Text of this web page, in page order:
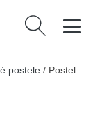
Vyhledávání
postele / Postel